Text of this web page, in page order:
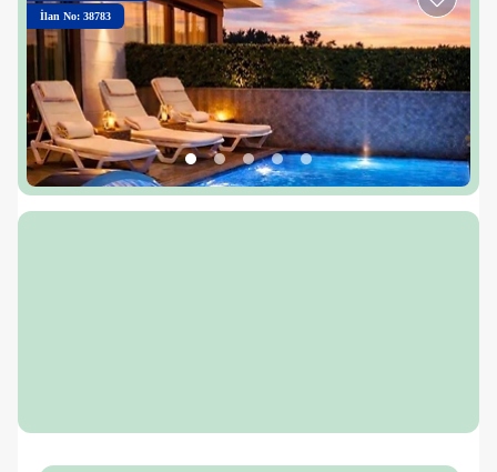
İlan No: 38783